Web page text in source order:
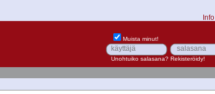
Info
Muista minut!
Unohtuiko salasana? Rekisteröidy!